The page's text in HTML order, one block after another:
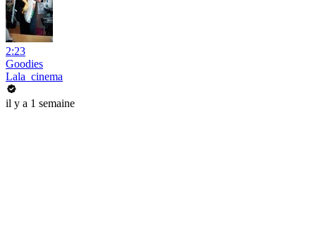
2:23
Goodies
Lala_cinema
il y a 1 semaine